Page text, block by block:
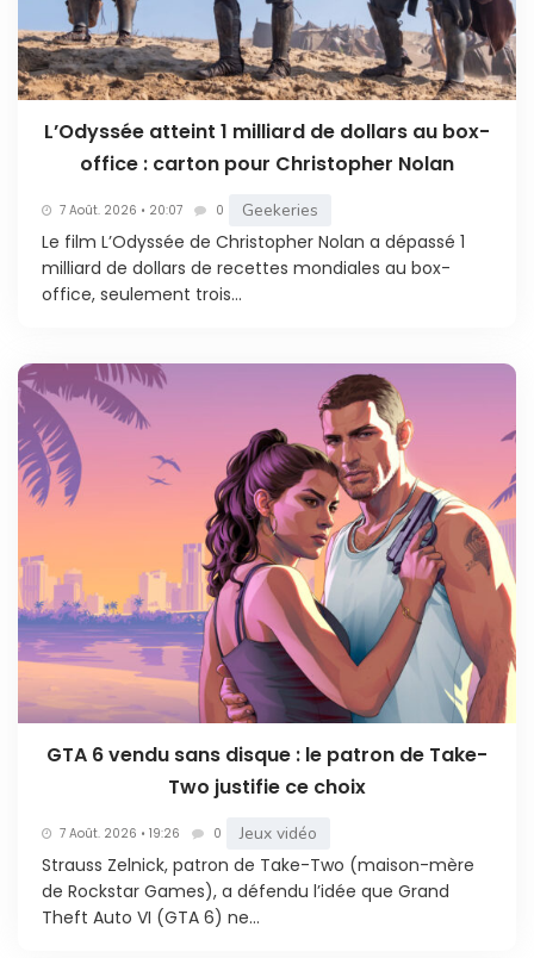
L’Odyssée atteint 1 milliard de dollars au box-
office : carton pour Christopher Nolan
7 Août. 2026 • 20:07 0 Geekeries
Le film L’Odyssée de Christopher Nolan a dépassé 1
milliard de dollars de recettes mondiales au box-
office, seulement trois...
GTA 6 vendu sans disque : le patron de Take-
Two justifie ce choix
7 Août. 2026 • 19:26 0 Jeux vidéo
Strauss Zelnick, patron de Take-Two (maison-mère
de Rockstar Games), a défendu l’idée que Grand
Theft Auto VI (GTA 6) ne...